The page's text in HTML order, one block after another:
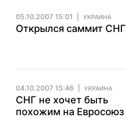
05.10.2007 15:01 УКРАИНА
Открылся саммит СНГ
04.10.2007 15:46 УКРАИНА
СНГ не хочет быть
похожим на Евросоюз